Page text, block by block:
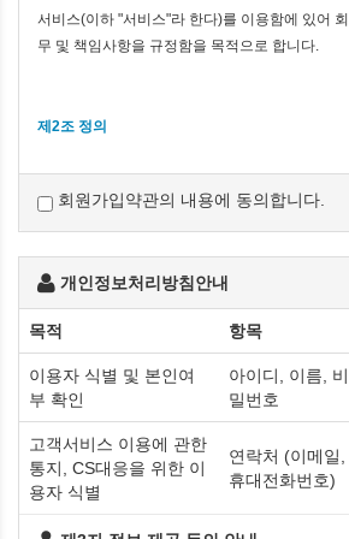
서비스(이하 "서비스"라 한다)를 이용함에 있어
무 및 책임사항을 규정함을 목적으로 합니다.
제2조 정의
제공하는 서비스를 받는 회원 및 비회원을
서비스를 이용하는 자를 말합니다.
"홈페이지"은 「전자상거래 등에서의 소
「약관의 규제에 관한 법률」, 「전자문
「전자금융거래법」, 「전자서명법」, 「
정보보호 등에 관한 법률」, 「방문판매
「소비자기본법」 등 관련 법을 위배하지
약관을 개정할 수 있습니다.
회원가입약관의 내용에 동의합니다.
개인정보처리방침안내
목적 항목
이용자 식별 및 본인여
부 확인
아이디, 이름, 비
밀번호
고객서비스 이용에 관한
통지, CS대응을 위한 이
용자 식별
연락처 (이메일,
휴대전화번호)